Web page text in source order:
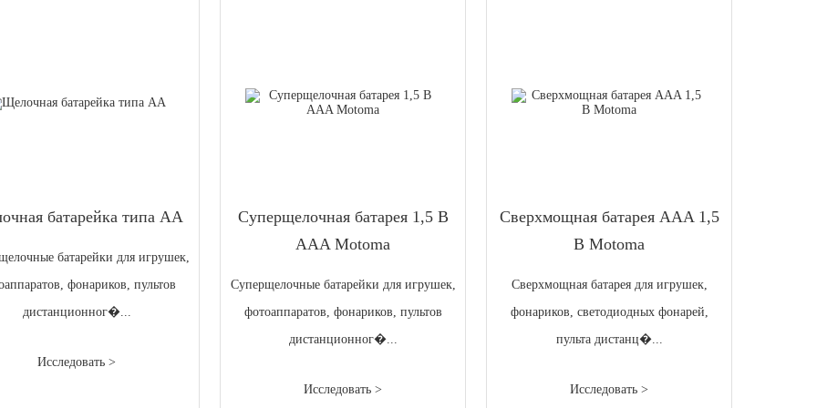
батарейка типа АА
батарейки для игрушек,
фонариков, пультов
дистанционног�...
Исследовать >
Суперщелочная батарея 1,5 В
AAA Motoma
Суперщелочные батарейки для игрушек,
фотоаппаратов, фонариков, пультов
дистанционног�...
Исследовать >
Сверхмощная батарея AAA 1,5
В Motoma
Сверхмощная батарея для игрушек,
фонариков, светодиодных фонарей,
пульта дистанц�...
Исследовать >